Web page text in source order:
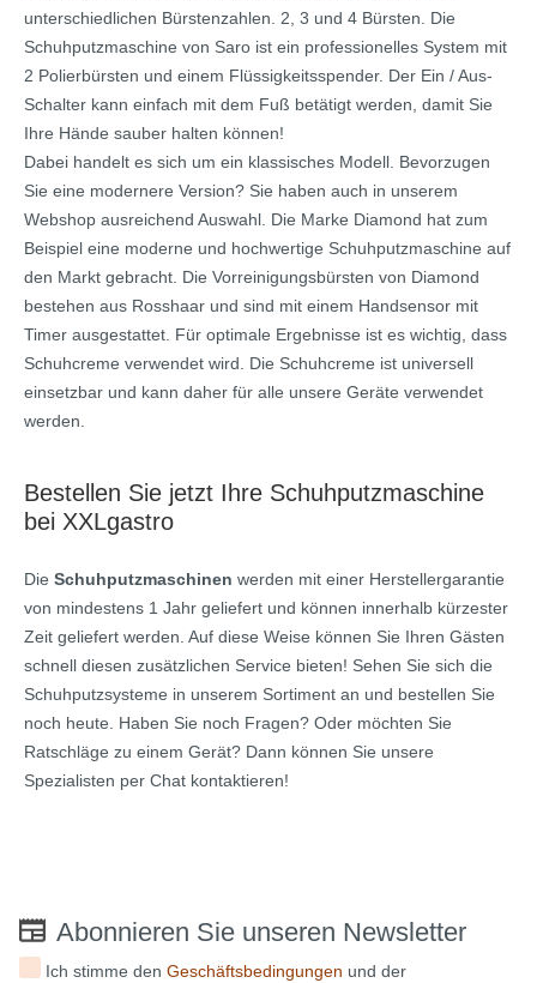
unterschiedlichen Bürstenzahlen. 2, 3 und 4 Bürsten. Die
Schuhputzmaschine von Saro ist ein professionelles System mit
2 Polierbürsten und einem Flüssigkeitsspender. Der Ein / Aus-
Schalter kann einfach mit dem Fuß betätigt werden, damit Sie
Ihre Hände sauber halten können!
Dabei handelt es sich um ein klassisches Modell. Bevorzugen
Sie eine modernere Version? Sie haben auch in unserem
Webshop ausreichend Auswahl. Die Marke Diamond hat zum
Beispiel eine moderne und hochwertige Schuhputzmaschine auf
den Markt gebracht. Die Vorreinigungsbürsten von Diamond
bestehen aus Rosshaar und sind mit einem Handsensor mit
Timer ausgestattet. Für optimale Ergebnisse ist es wichtig, dass
Schuhcreme verwendet wird. Die Schuhcreme ist universell
einsetzbar und kann daher für alle unsere Geräte verwendet
werden.
Bestellen Sie jetzt Ihre Schuhputzmaschine
bei XXLgastro
Die Schuhputzmaschinen werden mit einer Herstellergarantie
von mindestens 1 Jahr geliefert und können innerhalb kürzester
Zeit geliefert werden. Auf diese Weise können Sie Ihren Gästen
schnell diesen zusätzlichen Service bieten! Sehen Sie sich die
Schuhputzsysteme in unserem Sortiment an und bestellen Sie
noch heute. Haben Sie noch Fragen? Oder möchten Sie
Ratschläge zu einem Gerät? Dann können Sie unsere
Spezialisten per Chat kontaktieren!
Abonnieren Sie unseren Newsletter
Ich stimme denGeschäftsbedingungen und der